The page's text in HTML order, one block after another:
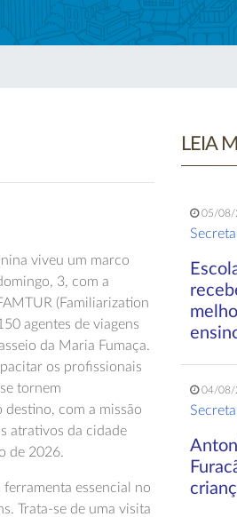
viveu um marco
3, com a
(Familiarization
agentes de viagens
da Maria Fumaça.
os profissionais
tornem
com a missão
atrativos da cidade
de 2026.
ferramenta essencial no
Trata-se de uma visita
LEIA
05/08/
04/08/